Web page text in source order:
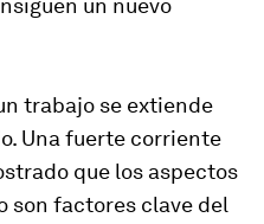
un nuevo
trabajo se extiende
Una fuerte corriente
que los aspectos
son factores clave del